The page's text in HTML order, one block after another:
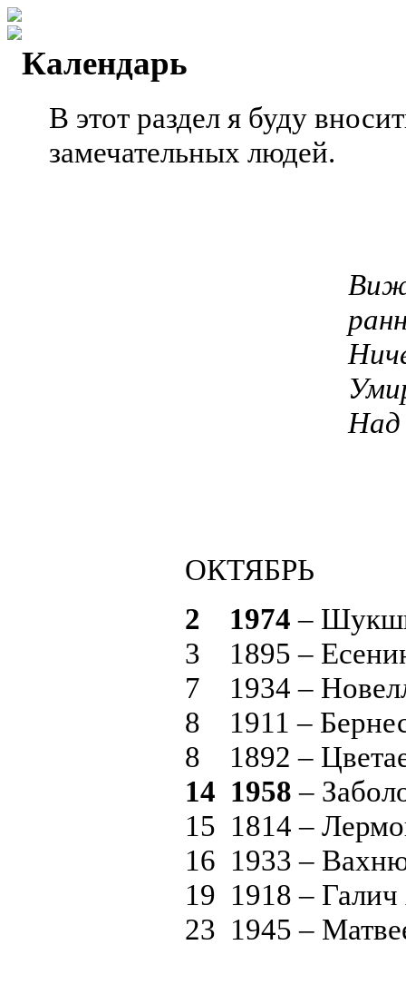
Календарь
В этот раздел я буду
замечательных людей.
Над
ОКТЯБРЬ
2 1974 –
3 1895 –
7 1934 –
8 1911 –
8 1892 –
14 1958 –
15 1814 –
16 1933 –
19 1918 –
23 1945 –